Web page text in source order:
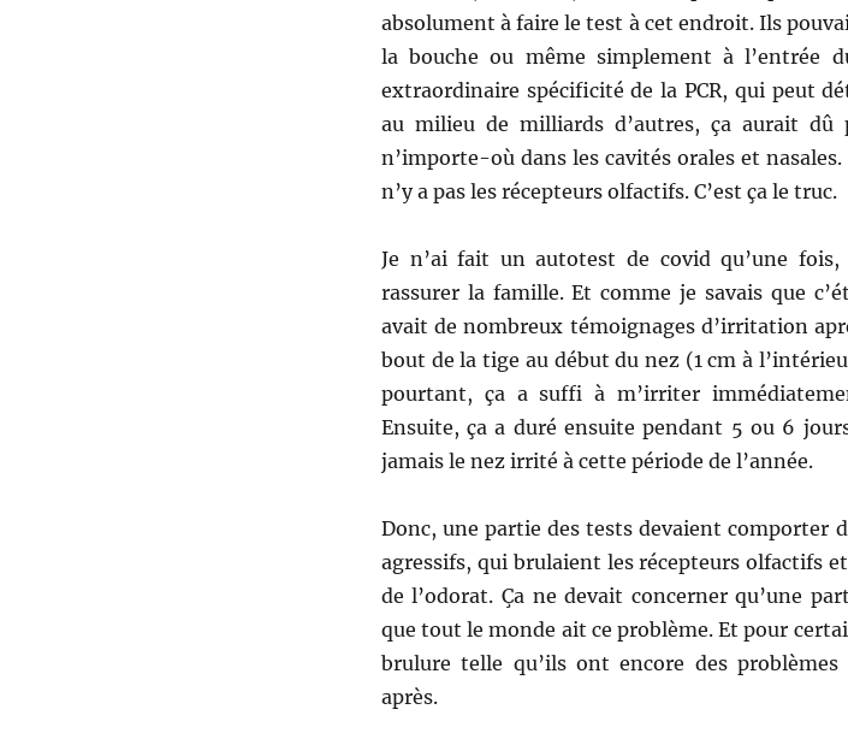
absolument à faire le test à cet endroit. Ils
la bouche ou même simplement à l’entrée
extraordinaire spécificité de la PCR, qui peut
au milieu de milliards d’autres, ça aurait dû
n’importe-où dans les cavités orales et
n’y a pas les récepteurs olfactifs. C’est ça le truc.
Je n’ai fait un autotest de covid qu’une
rassurer la famille. Et comme je savais que
avait de nombreux témoignages d’irritation
bout de la tige au début du nez (1 cm à
pourtant, ça a suffi à m’irriter
Ensuite, ça a duré ensuite pendant 5 ou 6
jamais le nez irrité à cette période de l’année.
Donc, une partie des tests devaient comporter
agressifs, qui brulaient les récepteurs olfactifs
de l’odorat. Ça ne devait concerner qu’une
que tout le monde ait ce problème. Et pour
brulure telle qu’ils ont encore des
après.